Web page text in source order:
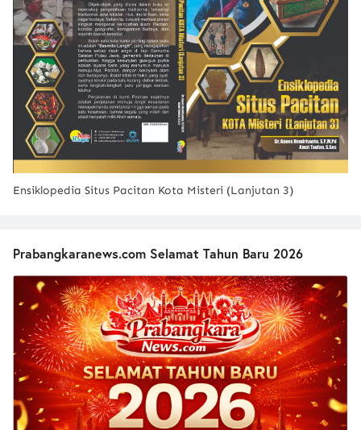
Ensiklopedia Situs Pacitan Kota Misteri (Lanjutan 3)
Prabangkaranews.com Selamat Tahun Baru 2026